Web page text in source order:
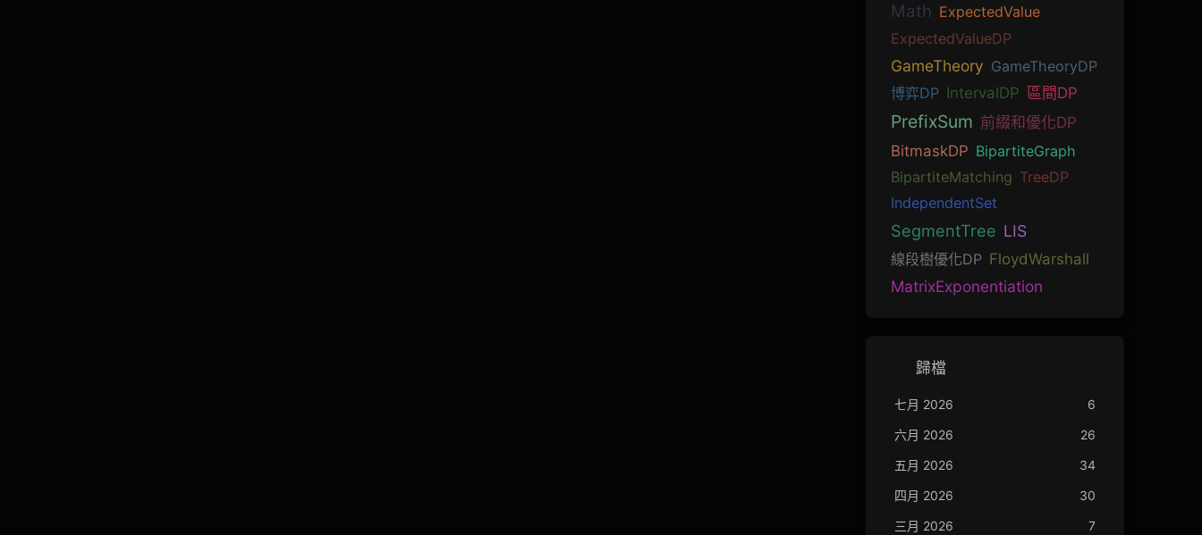
Math ExpectedValue
ExpectedValueDP
GameTheory GameTheoryDP
博弈DP IntervalDP 區間DP
PrefixSum 前綴和優化DP
BitmaskDP BipartiteGraph
BipartiteMatching TreeDP
IndependentSet
SegmentTree LIS
線段樹優化DP FloydWarshall
MatrixExponentiation
歸檔
七月 2026
6
六月 2026
26
五月 2026
34
四月 2026
30
三月 2026
7